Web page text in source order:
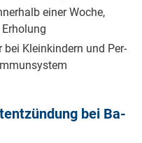
ei­ner Wo­che,
bei Klein­kin­dern und Per­
bei Ba­